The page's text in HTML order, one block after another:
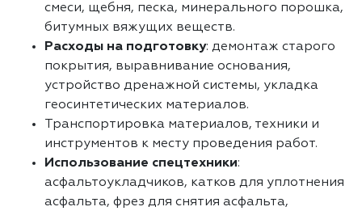
смеси, щебня, песка, минерального порошка,
битумных вяжущих веществ.
Расходы на подготовку: демонтаж старого
покрытия, выравнивание основания,
устройство дренажной системы, укладка
геосинтетических материалов.
Транспортировка материалов, техники и
инструментов к месту проведения работ.
Использование спецтехники:
асфальтоукладчиков, катков для уплотнения
асфальта, фрез для снятия асфальта,